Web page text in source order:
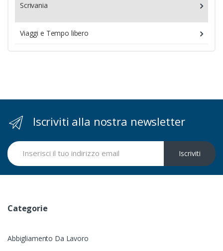
Scrivania
Viaggi e Tempo libero
Iscriviti alla nostra newsletter
Iscriviti
Categorie
Abbigliamento Da Lavoro